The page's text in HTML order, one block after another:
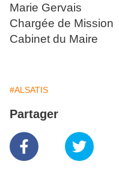
Marie Gervais
Chargée de Mission
Cabinet du Maire
#ALSATIS
Partager